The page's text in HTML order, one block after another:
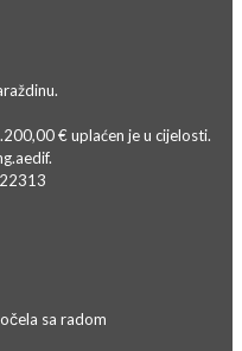
€ uplaćen je u cijelosti.